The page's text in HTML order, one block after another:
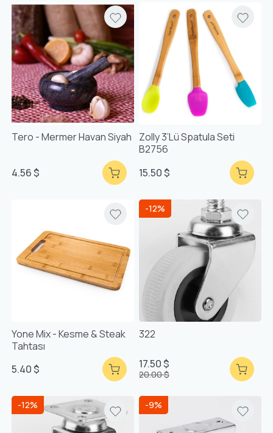
Tero - Mermer Havan Siyah
4.56 $
Zolly 3’lü Spatula Seti
B2756
15.50 $
Yone Mix - Kesme & Steak
Tahtası
5.40 $
-12%
322
17.50 $
20.00 $
-12% -9%